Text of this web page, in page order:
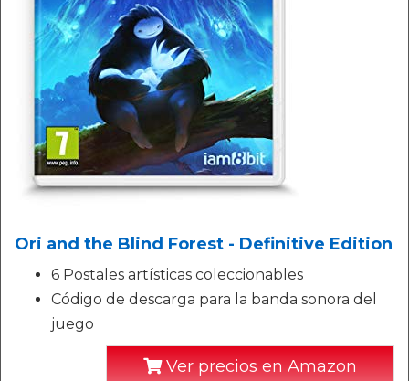
Ori and the Blind Forest - Definitive Edition
6 Postales artísticas coleccionables
Código de descarga para la banda sonora del
juego
Ver precios en Amazon